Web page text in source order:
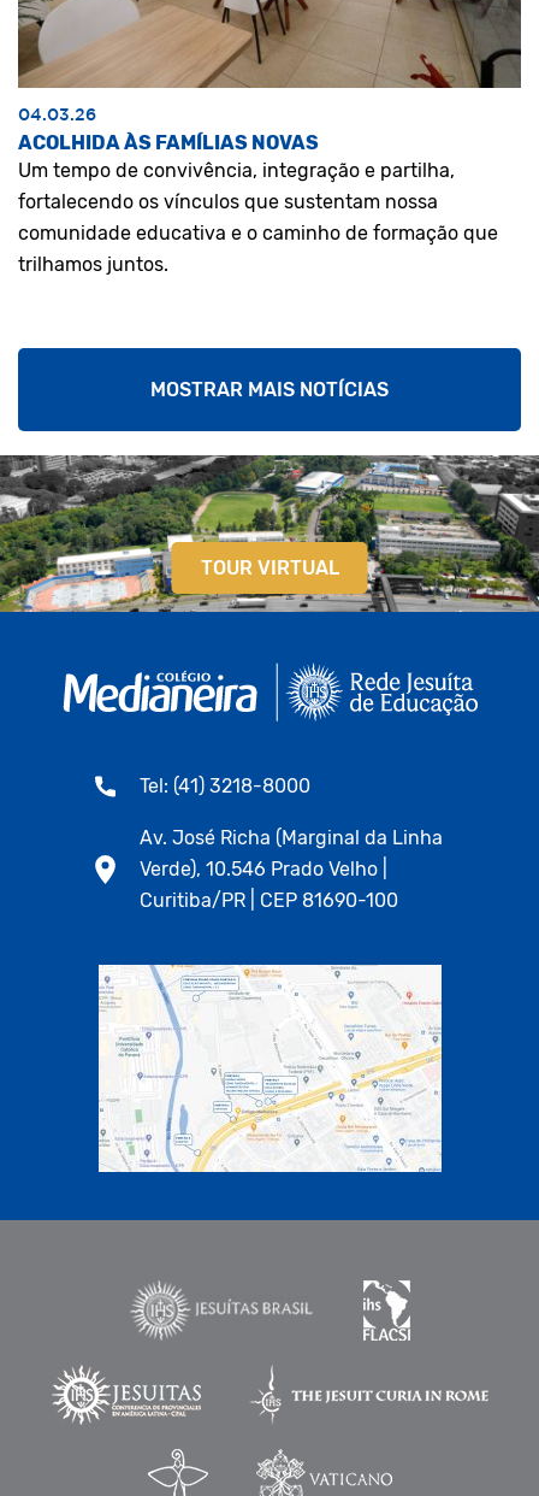
04.03.26
ACOLHIDA ÀS FAMÍLIAS NOVAS
Um tempo de convivência, integração e partilha,
fortalecendo os vínculos que sustentam nossa
comunidade educativa e o caminho de formação que
trilhamos juntos.
MOSTRAR MAIS NOTÍCIAS
TOUR VIRTUAL
Tel: (41) 3218-8000
Av. José Richa (Marginal da Linha
Verde), 10.546 Prado Velho |
Curitiba/PR | CEP 81690-100